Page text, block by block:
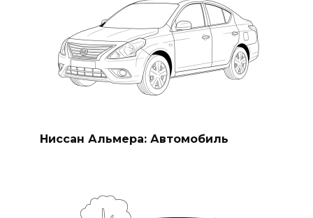
Ниссан Альмера: Автомобиль